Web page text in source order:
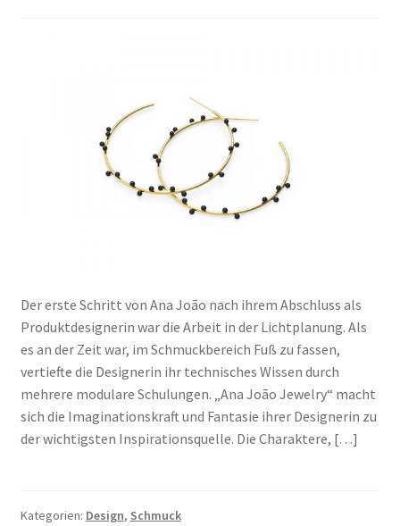
Der erste Schritt von Ana João nach ihrem Abschluss als
Produktdesignerin war die Arbeit in der Lichtplanung. Als
es an der Zeit war, im Schmuckbereich Fuß zu fassen,
vertiefte die Designerin ihr technisches Wissen durch
mehrere modulare Schulungen. „Ana João Jewelry“ macht
sich die Imaginationskraft und Fantasie ihrer Designerin zu
der wichtigsten Inspirationsquelle. Die Charaktere, […]
Kategorien: Design, Schmuck